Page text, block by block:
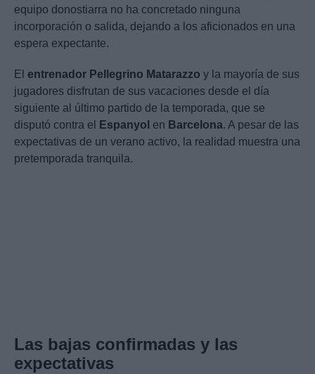
equipo donostiarra no ha concretado ninguna
incorporación o salida, dejando a los aficionados en una
espera expectante.
El entrenador Pellegrino Matarazzo y la mayoría de sus
jugadores disfrutan de sus vacaciones desde el día
siguiente al último partido de la temporada, que se
disputó contra el
Espanyol en Barcelona. A pesar de las
expectativas de un verano activo, la realidad muestra una
pretemporada tranquila.
Las bajas confirmadas y las
expectativas